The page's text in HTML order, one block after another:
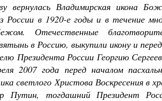
Владимирская икона
России в 1920-е годы и в течение
Отечественные
в Россию, выкупили икону и
Президента России Георгию
2007 года перед началом
светлого Христова Воскресения в
Путин, тогдашний Президент